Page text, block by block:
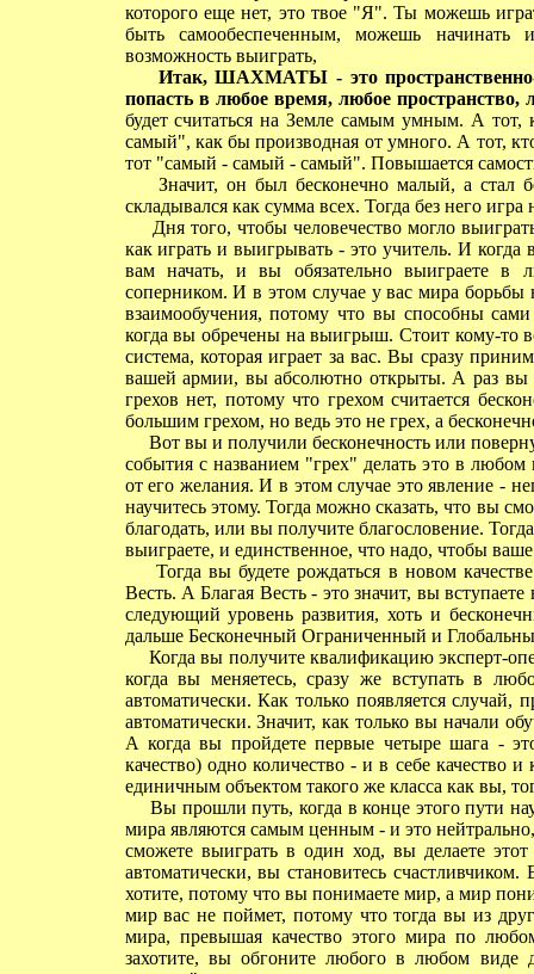
которого еще нет, это твое "Я". Ты можешь
быть самообеспеченным, можешь начинать
возможность выиграть,
Итак, ШАХМАТЫ - это
попасть в любое время, любое пространство,
будет считаться на Земле самым умным. А
самый", как бы производная от умного. А тот,
тот "самый - самый - самый". Повышается
Значит, он был бесконечно малый, а стал
складывался как сумма всех. Тогда без него
Дня того, чтобы человечество могло
как играть и выигрывать - это учитель. И
вам начать, и вы обязательно выиграете
соперником. И в этом случае у вас мира борьбы
взаимообучения, потому что вы способны
когда вы обречены на выигрыш. Стоит кому-то
система, которая играет за вас. Вы сразу
вашей армии, вы абсолютно открыты. А раз вы
грехов нет, потому что грехом считается
большим грехом, но ведь это не грех, а
Вот вы и получили бесконечность или
события с названием "грех" делать это в
от его желания. И в этом случае это явление -
научитесь этому. Тогда можно сказать, что вы
благодать, или вы получите благословение.
выиграете, и единственное, что надо, чтобы
Тогда вы будете рождаться в новом
Весть. А Благая Весть - это значит, вы
следующий уровень развития, хоть и
дальше Бесконечный Ограниченный и
Когда вы получите квалификацию эксперт-
когда вы меняетесь, сразу же вступать в
автоматически. Как только появляется
автоматически. Значит, как только вы начали
А когда вы пройдете первые четыре шага -
качество) одно количество - и в себе качество
единичным объектом такого же класса как
Вы прошли путь, когда в конце этого пути
мира являются самым ценным - и это
сможете выиграть в один ход, вы делаете
автоматически, вы становитесь
хотите, потому что вы понимаете мир, а мир
мир вас не поймет, потому что тогда вы из
мира, превышая качество этого мира по
захотите, вы обгоните любого в любом виде